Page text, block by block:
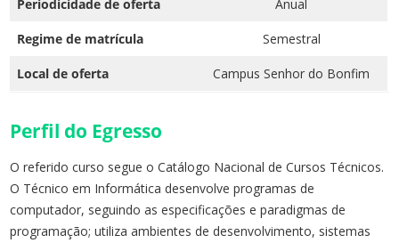
Periodicidade de oferta Anual
Regime de matrícula Semestral
Local de oferta Campus Senhor do Bonfim
Perfil do Egresso
O referido curso segue o Catálogo Nacional de Cursos Técnicos.
O Técnico em Informática desenvolve programas de
computador, seguindo as especificações e paradigmas de
programação; utiliza ambientes de desenvolvimento, sistemas